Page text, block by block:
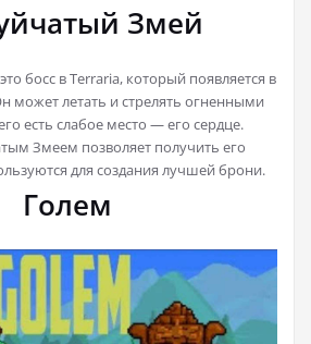
Змей
босс в Terraria, который появляется в
может летать и стрелять огненными
есть слабое место — его сердце.
Змеем позволяет получить его
для создания лучшей брони.
Голем